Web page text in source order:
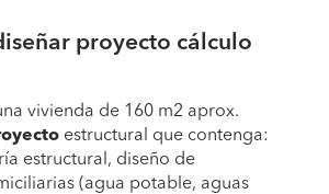
proyecto cálculo
vivienda de 160 m2 aprox.
estructural que contenga:
estructural, diseño de
(agua potable, aguas